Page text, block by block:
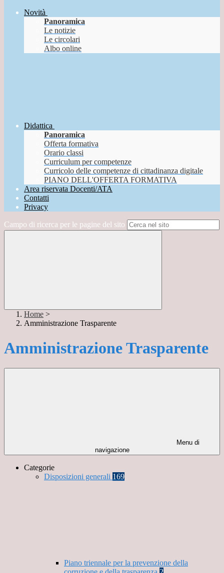
Novità
Panoramica
Le notizie
Le circolari
Albo online
Didattica
Panoramica
Offerta formativa
Orario classi
Curriculum per competenze
Curricolo delle competenze di cittadinanza digitale
PIANO DELL'OFFERTA FORMATIVA
Area riservata Docenti/ATA
Contatti
Privacy
Campo di ricerca per le pagine del sito
Home >
Amministrazione Trasparente
Amministrazione Trasparente
Menu di
navigazione
Categorie
Disposizioni generali 169
Piano triennale per la prevenzione della